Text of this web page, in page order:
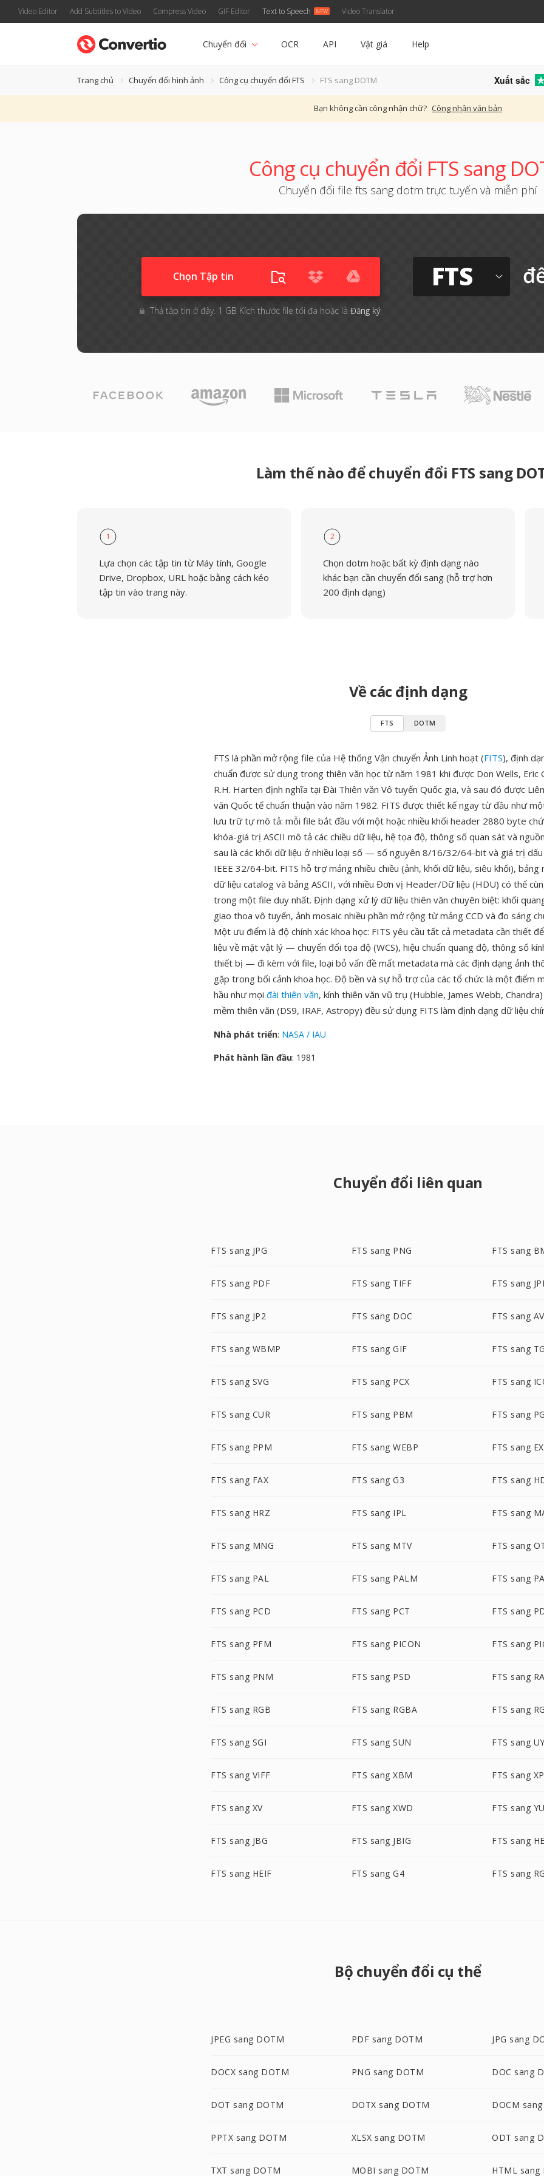
Video Editor Add Subtitles to Video Compress Video GIF Editor Text to Speech Video Translator
Chuyển đổi OCR API Vật giá Help
Trang chủ Chuyển đổi hình ảnh Công cụ chuyển đổi FTS FTS sang DOTM Xuất sắc
Bạn không cần công nhận chữ? Công nhận văn bản
Công cụ chuyển đổi FTS sang
Chuyển đổi file fts sang dotm trực tuyến và miễn phí
Chọn Tập tin
Thả tập tin ở đây. 1 GB Kích thước file tối đa hoặc là Đăng ký
FTS
Làm thế nào để chuyển đổi FTS sang
1
Lựa chọn các tập tin từ Máy tính, Google
Drive, Dropbox, URL hoặc bằng cách kéo
tập tin vào trang này.
2
Chọn dotm hoặc bất kỳ định dạng nào
khác bạn cần chuyển đổi sang (hỗ trợ hơn
200 định dạng)
Về các định dạng
FTS DOTM
FTS là phần mở rộng file của Hệ thống Vận chuyển Ảnh Linh hoạt (FITS), định
chuẩn được sử dụng trong thiên văn học từ năm 1981 khi được Don Wells, Eric
R.H. Harten định nghĩa tại Đài Thiên văn Vô tuyến Quốc gia, và sau đó được
văn Quốc tế chuẩn thuận vào năm 1982. FITS được thiết kế ngay từ đầu như
lưu trữ tự mô tả: mỗi file bắt đầu với một hoặc nhiều khối header 2880 byte
khóa-giá trị ASCII mô tả các chiều dữ liệu, hệ tọa độ, thông số quan sát và
sau là các khối dữ liệu ở nhiều loại số — số nguyên 8/16/32/64-bit và giá trị
IEEE 32/64-bit. FITS hỗ trợ mảng nhiều chiều (ảnh, khối dữ liệu, siêu khối), bảng
dữ liệu catalog và bảng ASCII, với nhiều Đơn vị Header/Dữ liệu (HDU) có thể
trong một file duy nhất. Định dạng xử lý dữ liệu thiên văn chuyên biệt: khối
giao thoa vô tuyến, ảnh mosaic nhiều phần mở rộng từ mảng CCD và đo sáng
Một ưu điểm là độ chính xác khoa học: FITS yêu cầu tất cả metadata cần thiết
liệu về mặt vật lý — chuyển đổi tọa độ (WCS), hiệu chuẩn quang độ, thông số
thiết bị — đi kèm với file, loại bỏ vấn đề mất metadata mà các định dạng ảnh
gặp trong bối cảnh khoa học. Độ bền và sự hỗ trợ của các tổ chức là một điểm
hầu như mọi đài thiên văn, kính thiên văn vũ trụ (Hubble, James Webb,
mềm thiên văn (DS9, IRAF, Astropy) đều sử dụng FITS làm định dạng dữ liệu
Nhà phát triển: NASA / IAU
Phát hành lần đầu: 1981
Chuyển đổi liên quan
FTS sang JPG FTS sang PNG FTS sang
FTS sang PDF FTS sang TIFF FTS sang
FTS sang JP2 FTS sang DOC FTS sang
FTS sang WBMP FTS sang GIF FTS sang
FTS sang SVG FTS sang PCX FTS sang
FTS sang CUR FTS sang PBM FTS sang
FTS sang PPM FTS sang WEBP FTS sang
FTS sang FAX FTS sang G3 FTS sang
FTS sang HRZ FTS sang IPL FTS sang
FTS sang MNG FTS sang MTV FTS sang
FTS sang PAL FTS sang PALM FTS sang
FTS sang PCD FTS sang PCT FTS sang
FTS sang PFM FTS sang PICON FTS sang
FTS sang PNM FTS sang PSD FTS sang
FTS sang RGB FTS sang RGBA FTS sang
FTS sang SGI FTS sang SUN FTS sang
FTS sang VIFF FTS sang XBM FTS sang
FTS sang XV FTS sang XWD FTS sang
FTS sang JBG FTS sang JBIG FTS sang
FTS sang HEIF FTS sang G4 FTS sang
Bộ chuyển đổi cụ thể
JPEG sang DOTM PDF sang DOTM JPG sang
DOCX sang DOTM PNG sang DOTM DOC sang
DOT sang DOTM DOTX sang DOTM DOCM
PPTX sang DOTM XLSX sang DOTM ODT sang
TXT sang DOTM MOBI sang DOTM HTML sang